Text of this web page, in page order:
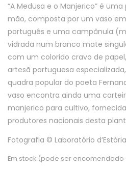
“A Medusa e o Manjerico” é
mão, composta por um vaso
português e uma campânula
vidrada num branco mate
com um colorido cravo de
artesã portuguesa
quadra popular do poeta
vaso encontra ainda uma
manjerico para cultivo,
produtores nacionais desta
Fotografia © Laboratório
Em stock (pode ser encomendado